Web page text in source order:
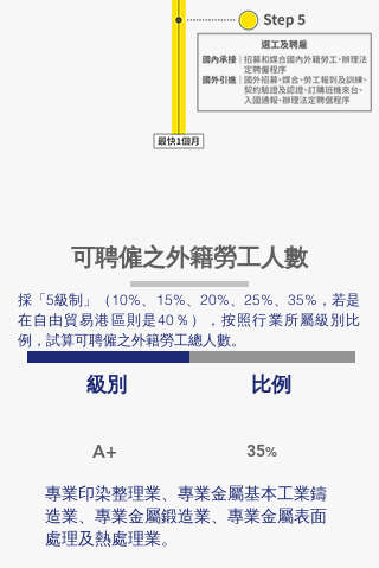
可聘僱之外籍勞工人數
採「5級制」（10%、15%、20%、25%、35%，若是
在自由貿易港區則是40％），按照行業所屬級別比
例，試算可聘僱之外籍勞工總人數。
級別 比例
A+ 35%
專業印染整理業、專業金屬基本工業鑄
造業、專業金屬鍛造業、專業金屬表面
處理及熱處理業。